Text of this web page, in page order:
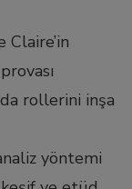
Claire’in
rollerini inşa
yöntemi